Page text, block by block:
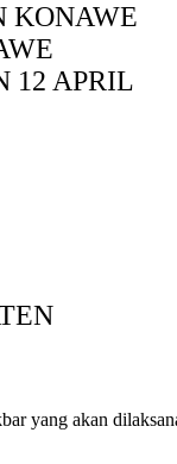
KONAWE
12 APRIL
yang akan